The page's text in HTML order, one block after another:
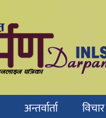
अन्तर्वार्ता विचार